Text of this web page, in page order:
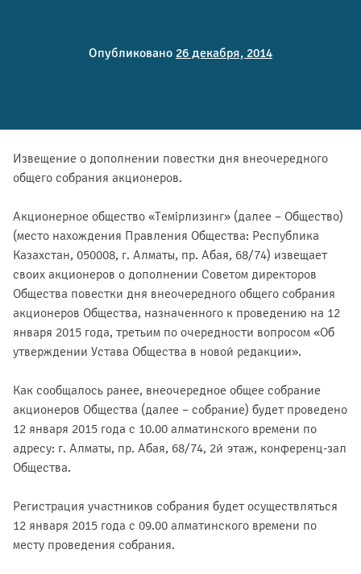
Опубликовано 26 декабря, 2014
Извещение о дополнении повестки дня внеочередного
общего собрания акционеров.
Акционерное общество «Темiрлизинг» (далее – Общество)
(место нахождения Правления Общества: Республика
Казахстан, 050008, г. Алматы, пр. Абая, 68/74) извещает
своих акционеров о дополнении Советом директоров
Общества повестки дня внеочередного общего собрания
акционеров Общества, назначенного к проведению на 12
января 2015 года, третьим по очередности вопросом «Об
утверждении Устава Общества в новой редакции».
Как сообщалось ранее, внеочередное общее собрание
акционеров Общества (далее – собрание) будет проведено
12 января 2015 года с 10.00 алматинского времени по
адресу: г. Алматы, пр. Абая, 68/74, 2й этаж, конференц-зал
Общества.
Регистрация участников собрания будет осуществляться
12 января 2015 года с 09.00 алматинского времени по
месту проведения собрания.